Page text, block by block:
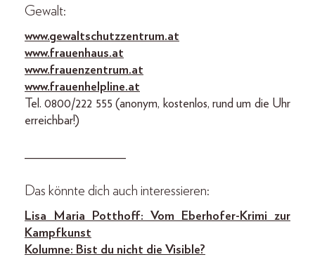
Gewalt:
www.gewaltschutzzentrum.at
www.frauenhaus.at
www.frauenzentrum.at
www.frauenhelpline.at
Tel. 0800/222 555 (anonym, kostenlos, rund um die Uhr
erreichbar!)
________________
Das könnte dich auch interessieren:
Lisa Maria Potthoff: Vom Eberhofer-Krimi zur
Kampfkunst
Kolumne: Bist du nicht die Visible?